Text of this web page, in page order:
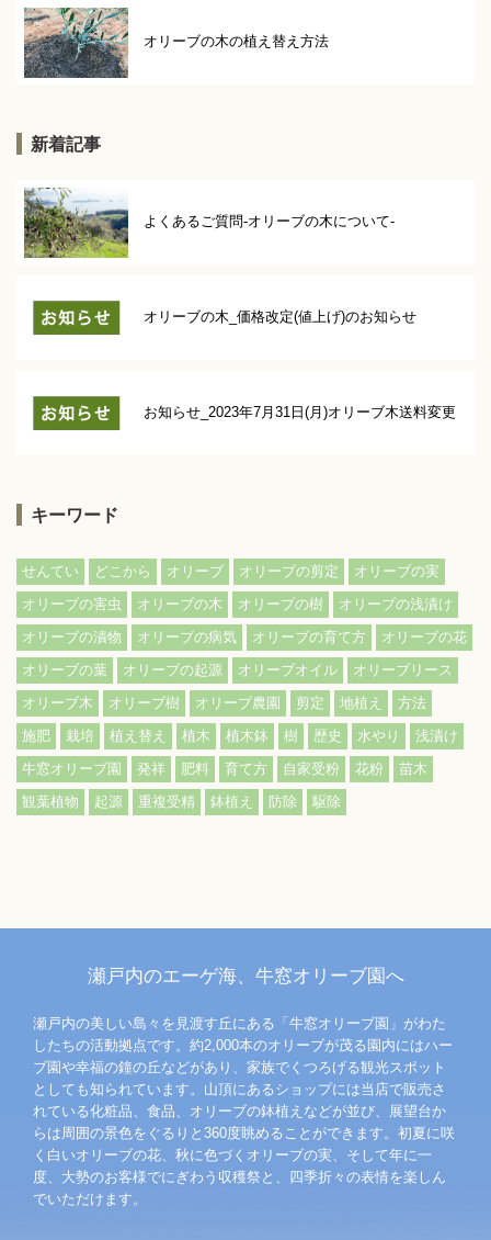
オリーブの木の植え替え方法
新着記事
よくあるご質問-オリーブの木について-
オリーブの木_価格改定(値上げ)のお知らせ
お知らせ_2023年7月31日(月)オリーブ木送料変更
キーワード
せんてい どこから オリーブ オリーブの剪定
オリーブの実
オリーブの害虫
オリーブの木 オリーブの樹
オリーブの浅漬け
オリーブの漬物
オリーブの病気 オリーブの育て方
オリーブの花
オリーブの葉
オリーブの起源 オリーブオイル
オリーブリース
オリーブ木
オリーブ樹 オリーブ農園 剪定 地植え
方法
施肥
栽培 植え替え 植木 植木鉢 樹 歴史 水やり
浅漬け
牛窓オリーブ園
発祥 肥料 育て方 自家受粉 花粉
苗木
観葉植物
起源 重複受精 鉢植え 防除 駆除
瀬戸内のエーゲ海、牛窓オリーブ園へ
瀬戸内の美しい島々を見渡す丘にある「牛窓オリーブ園」がわた
したちの活動拠点です。約2,000本のオリーブが茂る園内にはハー
ブ園や幸福の鐘の丘などがあり、家族でくつろげる観光スポット
としても知られています。山頂にあるショップには当店で販売さ
れている化粧品、食品、オリーブの鉢植えなどが並び、展望台か
らは周囲の景色をぐるりと360度眺めることができます。初夏に咲
く白いオリーブの花、秋に色づくオリーブの実、そして年に一
度、大勢のお客様でにぎわう収穫祭と、四季折々の表情を楽しん
でいただけます。